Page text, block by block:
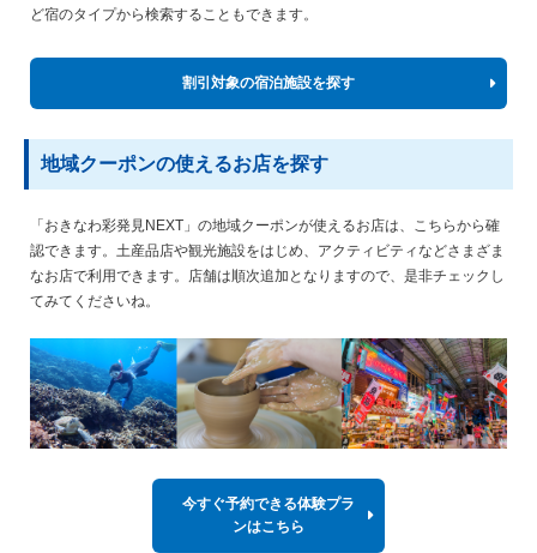
ど宿のタイプから検索することもできます。
割引対象の宿泊施設を探す
地域クーポンの使えるお店を探す
「おきなわ彩発見NEXT」の地域クーポンが使えるお店は、こちらから確
認できます。土産品店や観光施設をはじめ、アクティビティなどさまざま
なお店で利用できます。店舗は順次追加となりますので、是非チェックし
てみてくださいね。
今すぐ予約できる体験プラ
ンはこちら